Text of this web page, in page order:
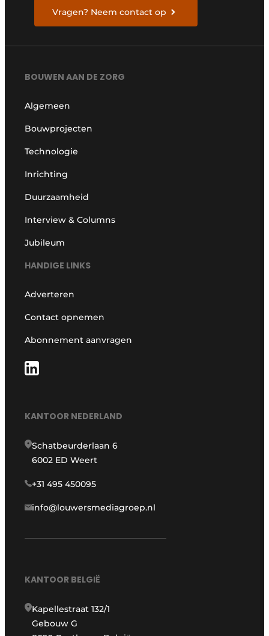
Vragen? Neem contact op
BOUWEN AAN DE ZORG
Algemeen
Bouwprojecten
Technologie
Inrichting
Duurzaamheid
Interview & Columns
Jubileum
HANDIGE LINKS
Adverteren
Contact opnemen
Abonnement aanvragen
KANTOOR NEDERLAND
Schatbeurderlaan 6
6002 ED Weert
+31 495 450095
info@louwersmediagroep.nl
KANTOOR BELGIË
Kapellestraat 132/1
Gebouw G